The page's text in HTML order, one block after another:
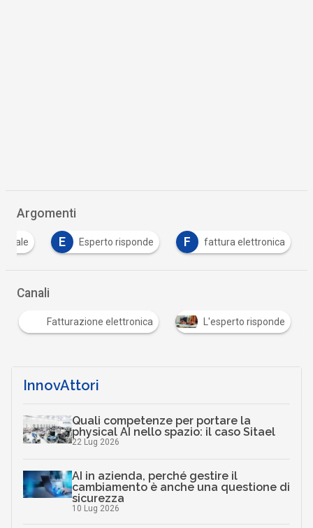
Argomenti
E Esperto risponde F fattura elettronica
Canali
Fatturazione elettronica L'esperto risponde
InnovAttori
Quali competenze per portare la
physical AI nello spazio: il caso Sitael
22 Lug 2026
AI in azienda, perché gestire il
cambiamento è anche una questione di
sicurezza
10 Lug 2026